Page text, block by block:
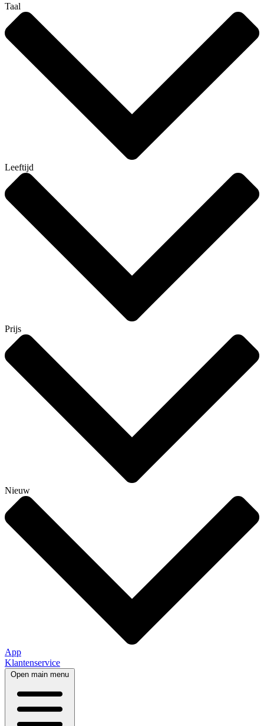
Taal
Leeftijd
Prijs
Nieuw
App
Klantenservice
Open main menu